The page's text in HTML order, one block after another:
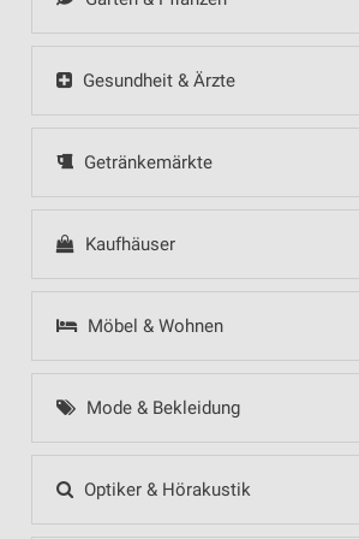
Gesundheit & Ärzte
Getränkemärkte
Kaufhäuser
Möbel & Wohnen
Mode & Bekleidung
Optiker & Hörakustik